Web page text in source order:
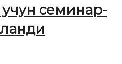
семинар-